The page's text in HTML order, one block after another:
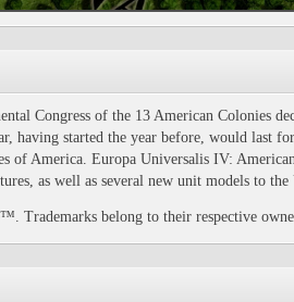
Congress of the 13 American Colonies
having started the year before, would last
of America. Europa Universalis IV:
as well as several new unit models to
Trademarks belong to their respective